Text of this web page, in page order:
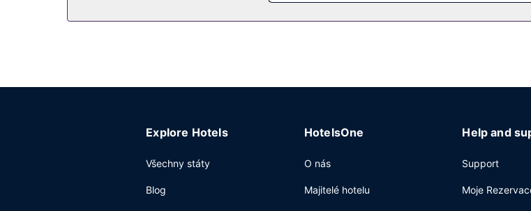
The Conservatory je jednou z 3 restaurací v areálu tohoto hotelu. Dostanete-li hlad, můžete
do 13:00 za příplatek tradiční místní snídani.
Explore Hotels
Všechny státy
Blog
HotelsOne
O nás
Majitelé hotelu
Help and
Support
Moje